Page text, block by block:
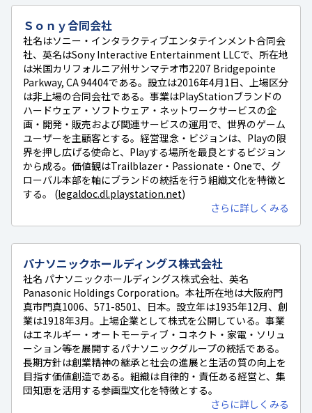
Ｓｏｎｙ合同会社
社名はソニー・インタラクティブエンタテインメント合同会
社、英名はSony Interactive Entertainment LLCで、所在地
は米国カリフォルニア州サンマテオ市2207 Bridgepointe
Parkway, CA 94404である。設立は2016年4月1日、上場区分
は非上場の合同会社である。事業はPlayStationブランドの
ハードウェア・ソフトウェア・ネットワークサービスの企
画・開発・販売および関連サービスの運用で、世界のゲーム
ユーザーを主顧客とする。経営理念・ビジョンは、Playの限
界を押し広げる使命と、Playする場所を最良とするビジョン
から成る。価値観はTrailblazer・Passionate・Oneで、グ
ローバル本部を軸にブランドの統括を行う組織文化を特徴と
する。 (legaldoc.dl.playstation.net)
さらに詳しくみる
パナソニックホールディングス株式会社
社名 パナソニックホールディングス株式会社、英名
Panasonic Holdings Corporation。本社所在地は大阪府門
真市門真1006、571-8501、日本。設立年は1935年12月、創
業は1918年3月。上場企業として株式を公開している。事業
はエネルギー・オートモーティブ・コネクト・家電・ソリュ
ーション等を展開するパナソニックグループの統括である。
長期方針は創業精神の継承と社会の進展と生活の質の向上を
目指す価値創造である。組織は自律的・責任ある経営と、集
団知恵を活用する参画型文化を特徴とする。
さらに詳しくみる